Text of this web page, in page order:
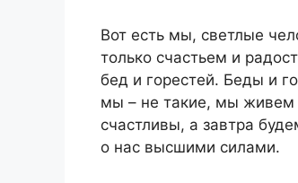
Вот есть мы, светлые
только счастьем и
бед и горестей. Беды и
мы – не такие, мы живем
счастливы, а завтра
о нас высшими силами.